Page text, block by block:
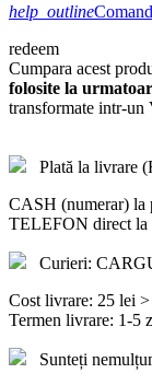
help_outline
redeem
Cumpara acest
folosite la
transformate intr-
Plată la livrare
CASH (numerar)
TELEFON direct
Curieri:
Cost livrare: 25 lei
Termen livrare: 1-5
Sunteți